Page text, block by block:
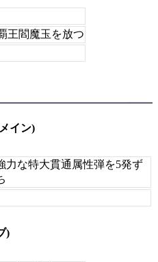
王閻魔玉を放つ
イン)
力な特大貫通属性弾を5発ず
)